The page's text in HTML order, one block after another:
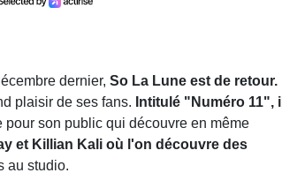
dernier, So La Lune est de retour.
plaisir de ses fans. Intitulé "Numéro 11", il
pour son public qui découvre en même
et Killian Kali où l'on découvre des
au studio.